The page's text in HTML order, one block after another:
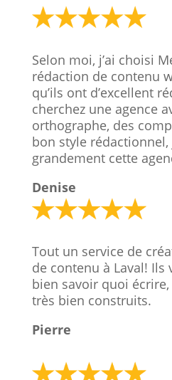
Selon moi, j’ai choisi
rédaction de contenu
qu’ils ont d’excellent
cherchez une agence
orthographe, des
bon style
grandement cette
Denise
Tout un service de
de contenu à Laval!
bien savoir quoi
très bien construits.
Pierre